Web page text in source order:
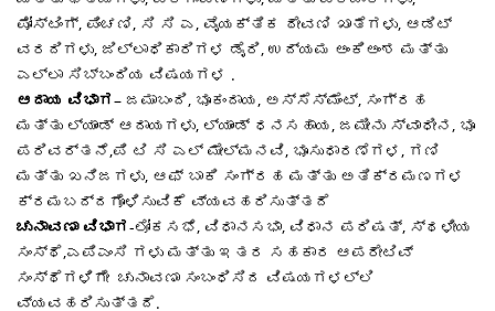
ಪೋಸ್ಟಿಂಗ್, ಪಿಂಚಣಿ, ಸಿ ಸಿ ಎ, ವೈಯಕ್ತಿಕ ಠೇವಣಿ ಖಾತೆಗಳು, ಆಡಿಟ್
ವರದಿಗಳು, ಜಿಲ್ಲಾಧಿಕಾರಿಗಳ ಡೈರಿ, ಉದ್ಯಮ ಅಂಕಿಅಂಶ ಮತ್ತು
ಎಲ್ಲಾ ಸಿಬ್ಬಂದಿಯ ವಿಷಯಗಳ .
ಆದಾಯ ವಿಭಾಗ– ಜಮಾಬಂದಿ, ಭೂಕಂದಾಯ, ಅಸ್ಸೆಸ್ಮೆಂಟ್, ಸಂಗ್ರಹ
ಮತ್ತು ಲ್ಯಾಂಡ್ ಆದಾಯಗಳು, ಲ್ಯಾಂಡ್ ಧನಸಹಾಯ, ಜಮೀನು ಸ್ವಾಧೀನ, ಭೂ
ಪರಿವರ್ತನೆ,ಪಿ ಟಿ ಸಿ ಎಲ್ ಮೇಲ್ಮನವಿ, ಭೂಸುಧಾರಣೆಗಳ, ಗಣಿ
ಮತ್ತು ಖನಿಜಗಳು, ಆಫ್ ಬಾಕಿ ಸಂಗ್ರಹ ಮತ್ತು ಅತಿಕ್ರಮಣಗಳ
ಕ್ರಮಬದ್ದಗೊಳಿಸುವಿಕೆ ವ್ಯವಹರಿಸುತ್ತದೆ
ಚುನಾವಣಾ ವಿಭಾಗ-ಲೋಕಸಭೆ, ವಿಧಾನಸಭಾ, ವಿಧಾನ ಪರಿಷತ್, ಸ್ಥಳೀಯ
ಸಂಸ್ಥೆ,ಎಪಿಎಂಸಿ ಗಳು ಮತ್ತು ಇತರ ಸಹಕಾರ ಆಪರೇಟಿವ್
ಸಂಸ್ಥೆಗಳಿಗೇ ಚುನಾವಣಾ ಸಂಬಂಧಿಸಿದ ವಿಷಯಗಳಲ್ಲಿ
ವ್ಯವಹರಿಸುತ್ತದೆ.